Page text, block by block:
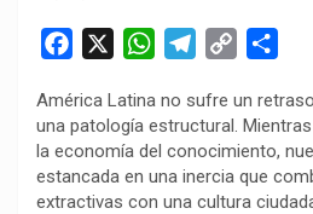
c
e
b
o
W
a
t
s
A
l
e
g
r
p
y
L
i
m
p
a
r
América Latina no sufre un
una patología estructural.
la economía del conocimiento,
estancada en una inercia que
extractivas con una cultura